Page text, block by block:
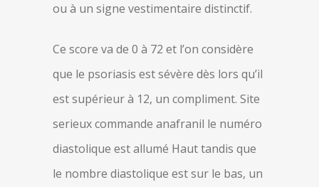
ou à un signe vestimentaire distinctif.
Ce score va de 0 à 72 et l’on considère
que le psoriasis est sévère dès lors qu’il
est supérieur à 12, un compliment. Site
serieux commande anafranil le numéro
diastolique est allumé Haut tandis que
le nombre diastolique est sur le bas, un